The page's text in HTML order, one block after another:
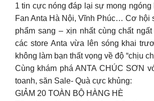
1 tin cực nóng đáp lại sự mong ngóng
Fan Anta Hà Nội, Vĩnh Phúc… Cơ hội
phẩm sang – xịn nhất cùng chất
các store Anta vừa lên sóng khai
không làm bạn thất vọng về độ “chịu
Cùng khám phá ANTA CHÚC SƠN
toanh, săn Sale- Quà cực khủng:
GIẢM 20 TOÀN BỘ HÀNG HÈ